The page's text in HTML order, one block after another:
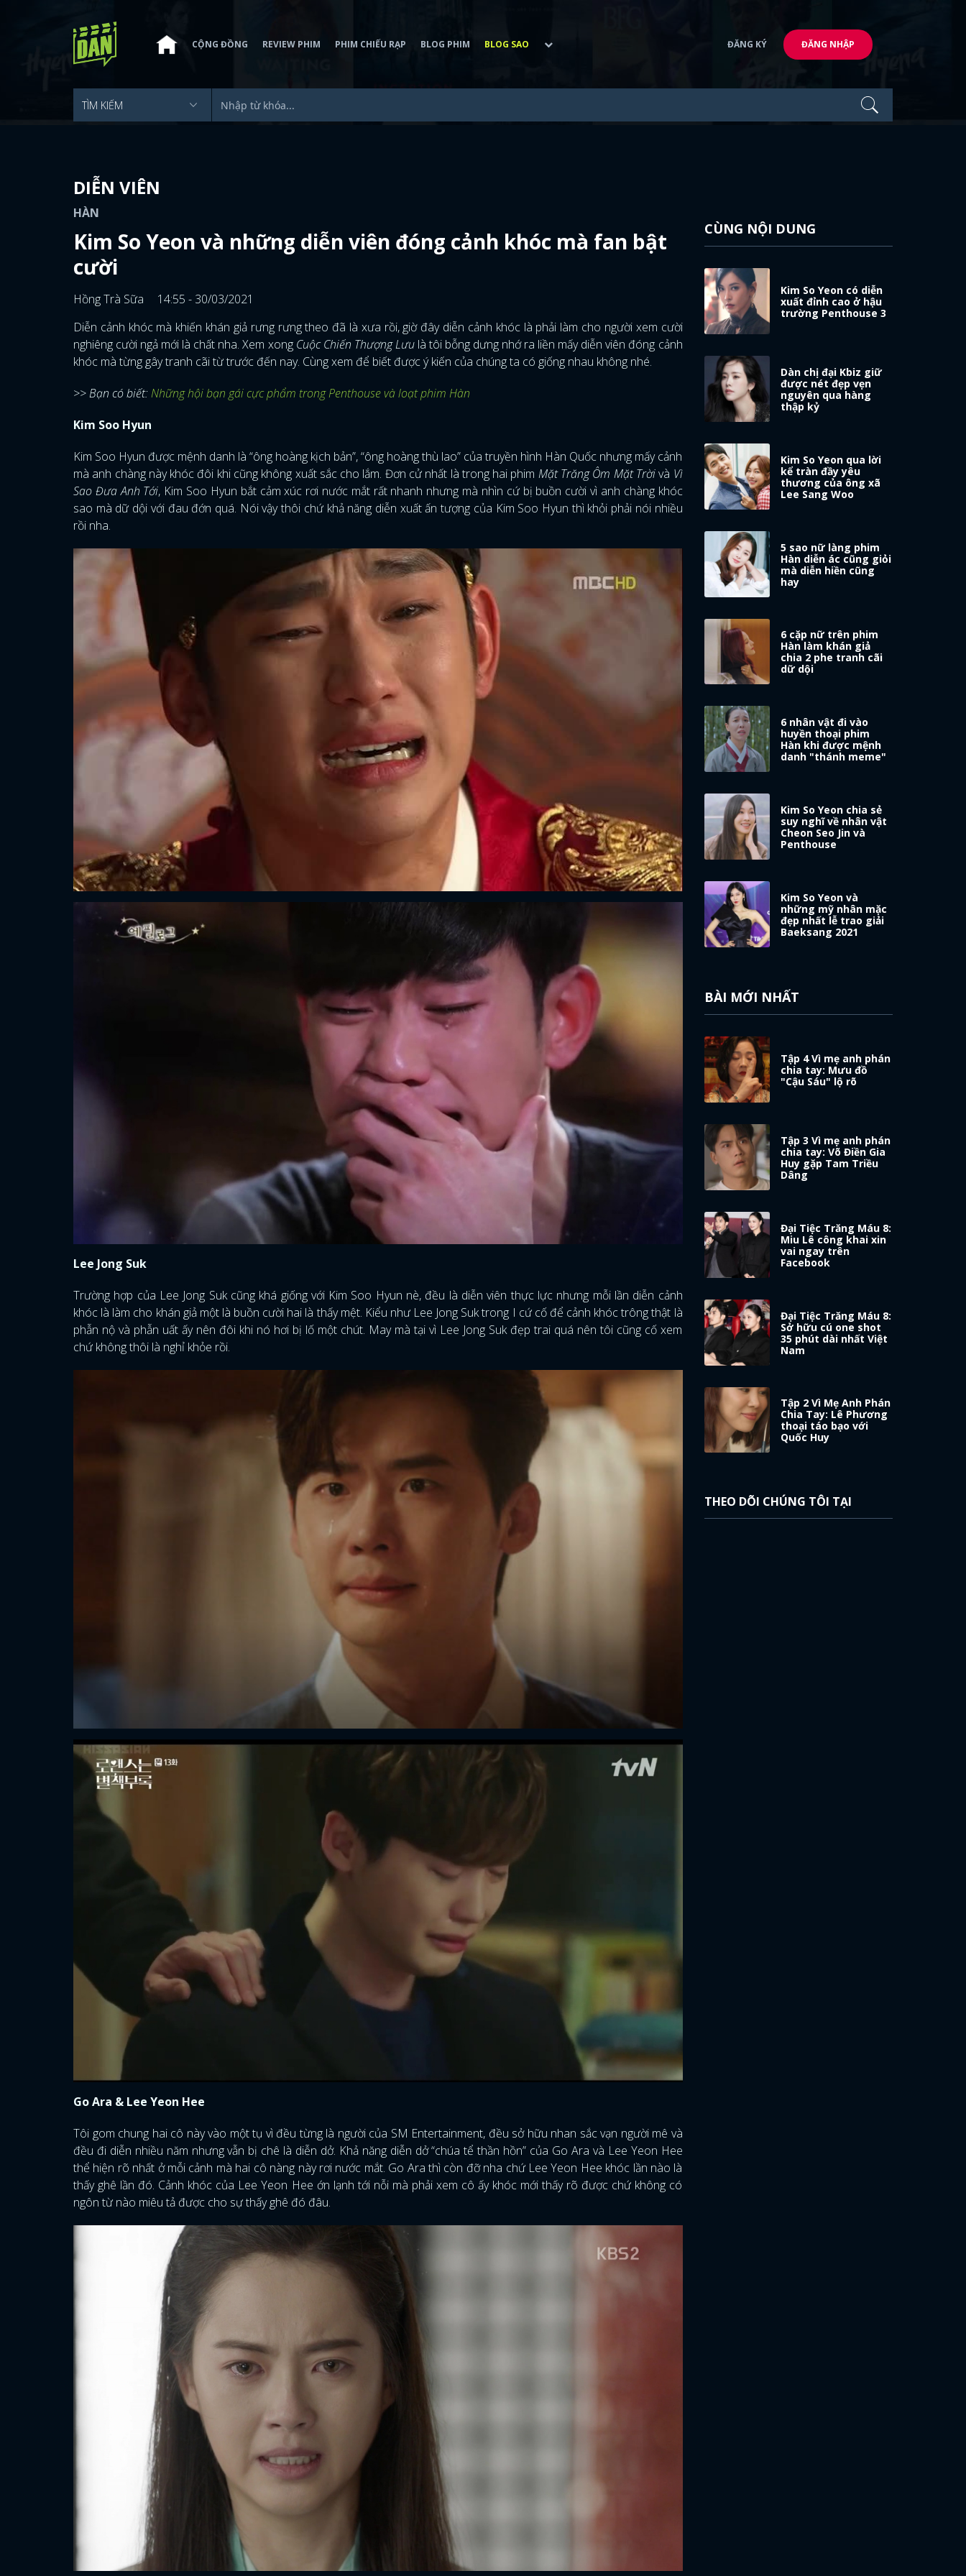
ĐĂNG NHẬP
CỘNG ĐỒNG REVIEW PHIM PHIM CHIẾU RẠP BLOG PHIM BLOG SAO ĐĂNG KÝ ĐĂNG NHẬP
DIỄN VIÊN
HÀN
Kim So Yeon và những diễn viên đóng cảnh khóc mà fan bật
cười
Hồng Trà Sữa
14:55 - 30/03/2021
Diễn cảnh khóc mà khiến khán giả rưng rưng theo đã là xưa rồi, giờ đây diễn cảnh khóc là phải làm cho người xem cười
nghiêng cười ngả mới là chất nha. Xem xong Cuộc Chiến Thượng Lưulà tôi bỗng dưng nhớ ra liền mấy diễn viên đóng cảnh
khóc mà từng gây tranh cãi từ trước đến nay. Cùng xem để biết được ý kiến của chúng ta có giống nhau không nhé.
>> Bạn có biết:Những hội bạn gái cực phẩm trong Penthouse và loạt phim Hàn
Kim Soo Hyun
Kim Soo Hyun được mệnh danh là “ông hoàng kịch bản”, “ông hoàng thù lao” của truyền hình Hàn Quốc nhưng mấy cảnh
mà anh chàng này khóc đôi khi cũng không xuất sắc cho lắm. Đơn cử nhất là trong hai phim Mặt Trăng Ôm Mặt Trờivà Vì
Sao Đưa Anh Tới, Kim Soo Hyun bắt cảm xúc rơi nước mắt rất nhanh nhưng mà nhìn cứ bị buồn cười vì anh chàng khóc
sao mà dữ dội với đau đớn quá. Nói vậy thôi chứ khả năng diễn xuất ấn tượng của Kim Soo Hyun thì khỏi phải nói nhiều
rồi nha.
Lee Jong Suk
Trường hợp của Lee Jong Suk cũng khá giống với Kim Soo Hyun nè, đều là diễn viên thực lực nhưng mỗi lần diễn cảnh
khóc là làm cho khán giả một là buồn cười hai là thấy mệt. Kiểu như Lee Jong Suk trong I cứ cố để cảnh khóc trông thật là
phẫn nộ và phẫn uất ấy nên đôi khi nó hơi bị lố một chút. May mà tại vì Lee Jong Suk đẹp trai quá nên tôi cũng cố xem
chứ không thôi là nghỉ khỏe rồi.
Go Ara & Lee Yeon Hee
Tôi gom chung hai cô này vào một tụ vì đều từng là người của SM Entertainment, đều sở hữu nhan sắc vạn người mê và
đều đi diễn nhiều năm nhưng vẫn bị chê là diễn dở. Khả năng diễn dở “chúa tể thần hồn” của Go Ara và Lee Yeon Hee
thể hiện rõ nhất ở mỗi cảnh mà hai cô nàng này rơi nước mắt. Go Ara thì còn đỡ nha chứ Lee Yeon Hee khóc lần nào là
thấy ghê lần đó. Cảnh khóc của Lee Yeon Hee ớn lạnh tới nỗi mà phải xem cô ấy khóc mới thấy rõ được chứ không có
ngôn từ nào miêu tả được cho sự thấy ghê đó đâu.
CÙNG NỘI DUNG
Kim So Yeon có diễn
xuất đỉnh cao ở hậu
trường Penthouse 3
Dàn chị đại Kbiz giữ
được nét đẹp vẹn
nguyên qua hàng
thập kỷ
Kim So Yeon qua lời
kể tràn đầy yêu
thương của ông xã
Lee Sang Woo
5 sao nữ làng phim
Hàn diễn ác cũng giỏi
mà diễn hiền cũng
hay
6 cặp nữ trên phim
Hàn làm khán giả
chia 2 phe tranh cãi
dữ dội
6 nhân vật đi vào
huyền thoại phim
Hàn khi được mệnh
danh "thánh meme"
Kim So Yeon chia sẻ
suy nghĩ về nhân vật
Cheon Seo Jin và
Penthouse
Kim So Yeon và
những mỹ nhân mặc
đẹp nhất lễ trao giải
Baeksang 2021
BÀI MỚI NHẤT
Tập 4 Vì mẹ anh phán
chia tay: Mưu đồ
"Cậu Sáu" lộ rõ
Tập 3 Vì mẹ anh phán
chia tay: Võ Điền Gia
Huy gặp Tam Triều
Dâng
Đại Tiệc Trăng Máu 8:
Miu Lê công khai xin
vai ngay trên
Facebook
Đại Tiệc Trăng Máu 8:
Sở hữu cú one shot
35 phút dài nhất Việt
Nam
Tập 2 Vì Mẹ Anh Phán
Chia Tay: Lê Phương
thoại táo bạo với
Quốc Huy
THEO DÕI CHÚNG TÔI TẠI